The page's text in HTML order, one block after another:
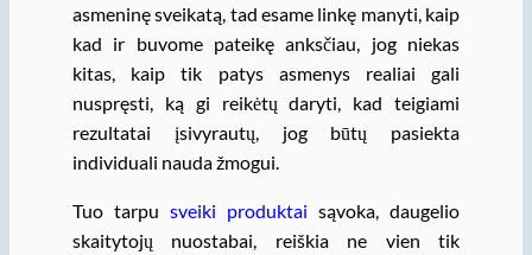
asmeninę sveikatą, tad esame linkę manyti, kaip
kad ir buvome pateikę anksčiau, jog niekas
kitas, kaip tik patys asmenys realiai gali
nuspręsti, ką gi reikėtų daryti, kad teigiami
rezultatai įsivyrautų, jog būtų pasiekta
individuali nauda žmogui.
Tuo tarpu sveiki produktai sąvoka, daugelio
skaitytojų nuostabai, reiškia ne vien tik